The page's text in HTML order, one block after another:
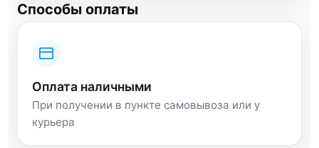
Способы оплаты
Оплата наличными
При получении в пункте самовывоза или у
курьера